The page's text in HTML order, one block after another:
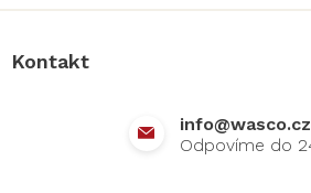
Kontakt
info@wasco.cz